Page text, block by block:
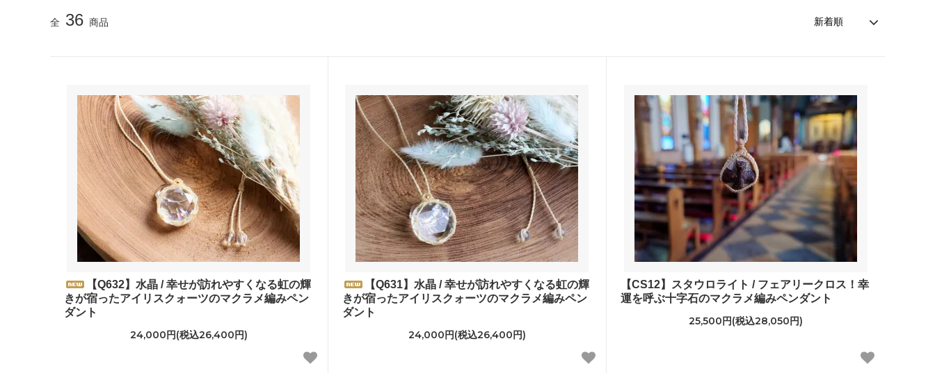
全 36 商品
【Q632】水晶 / 幸せが訪れやすくなる虹の輝
きが宿ったアイリスクォーツのマクラメ編みペン
ダント
24,000円(税込26,400円)
【Q631】水晶 / 幸せが訪れやすくなる虹の輝
きが宿ったアイリスクォーツのマクラメ編みペン
ダント
24,000円(税込26,400円)
【CS12】スタウロライト / フェアリークロス！幸
運を呼ぶ十字石のマクラメ編みペンダント
25,500円(税込28,050円)